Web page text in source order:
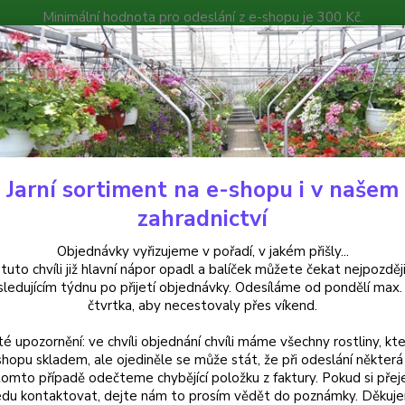
Minimální hodnota pro odeslání z e-shopu je 300 Kč.
můžete čekat nejpozději v následujícím týdnu po přijetí
Poradna Kontakty
Hledat
Helleborusy - čemeřice -Helleborusčemeřice, Double Ellen Red
Double Ellen
Jarní sortiment na e-shopu i v našem
zahradnictví
Objednávky vyřizujeme v pořadí, v jakém přišly...
chvíli již hlavní nápor opadl a balíček můžete čekat
týdnu po přijetí objednávky. Odesíláme od pondělí
čtvrtka, aby necestovaly přes víkend.
upozornění: ve chvíli objednání chvíli máme všechny rostliny,
skladem, ale ojediněle se může stát, že při odeslání některá
případě odečteme chybějící položku z faktury. Pokud si
kontaktovat, dejte nám to prosím vědět do poznámky.